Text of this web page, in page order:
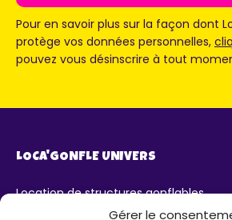
Gérer le
Pour en savoir plus sur la façon dont
protège vos données personnelles,
pouvez vous désinscrire à tout
LOCA'GONFLE UNIVERS
Location de structures gonflables
Parc Loca'Gonfle XXL Colmar